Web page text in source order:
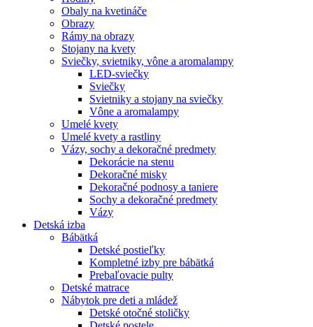
Obaly na kvetináče
Obrazy
Rámy na obrazy
Stojany na kvety
Sviečky, svietniky, vône a aromalampy
LED-sviečky
Sviečky
Svietniky a stojany na sviečky
Vône a aromalampy
Umelé kvety
Umelé kvety a rastliny
Vázy, sochy a dekoračné predmety
Dekorácie na stenu
Dekoračné misky
Dekoračné podnosy a taniere
Sochy a dekoračné predmety
Vázy
Detská izba
Bábätká
Detské postieľky
Kompletné izby pre bábätká
Prebaľovacie pulty
Detské matrace
Nábytok pre deti a mládež
Detské otočné stoličky